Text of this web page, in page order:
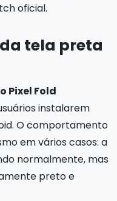
oficial.
tela preta
Pixel Fold
instalarem
O comportamento
em vários casos: a
normalmente, mas
preto e